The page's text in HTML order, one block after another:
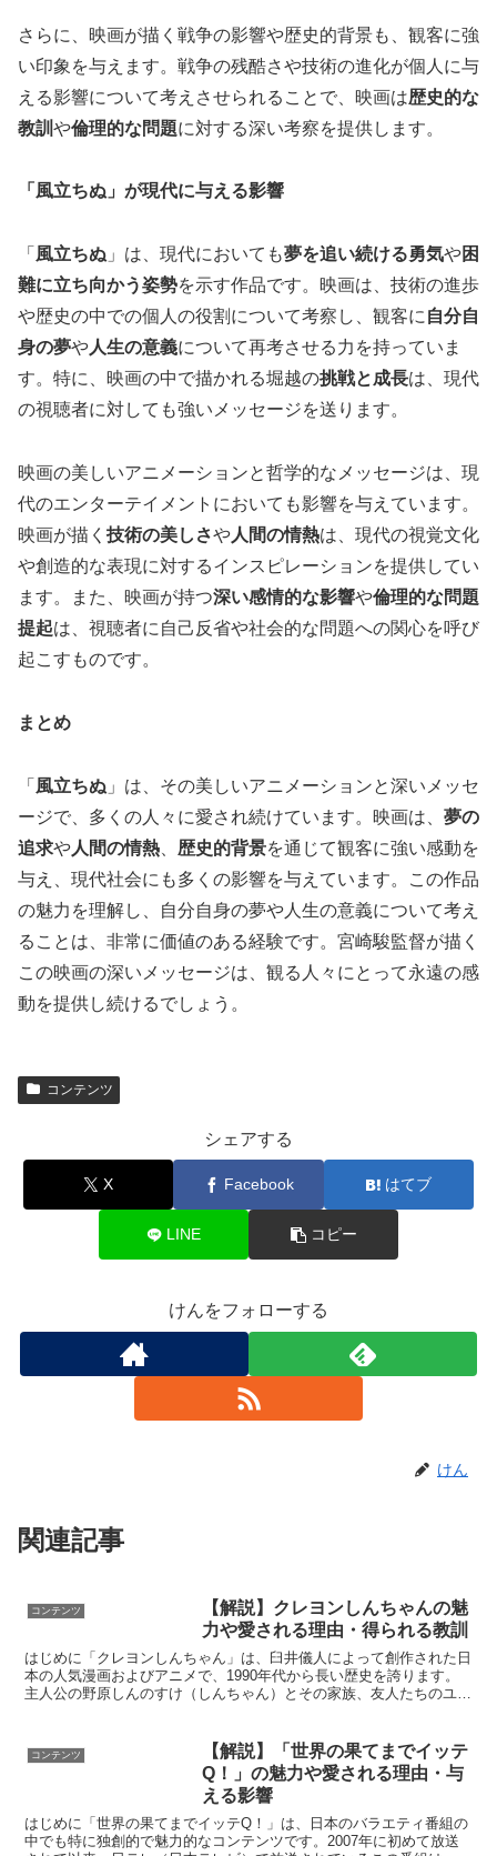
さらに、映画が描く戦争の影響や歴史的背景も、観客に強
い印象を与えます。戦争の残酷さや技術の進化が個人に与
える影響について考えさせられることで、映画は歴史的な
教訓 や倫理的な問題に対する深い考察を提供します。
「風立ちぬ」が現代に与える影響
「 風立ちぬ 」は、現代においても夢を追い続ける勇気や困
難に立ち向かう姿勢を示す作品です。映画は、技術の進歩
や歴史の中での個人の役割について考察し、観客に 自分自
身の夢や人生の意義について再考させる力を持っていま
す。特に、映画の中で描かれる堀越の挑戦と成長は、現代
の視聴者に対しても強いメッセージを送ります。
映画の美しいアニメーションと哲学的なメッセージは、現
代のエンターテイメントにおいても影響を与えています。
映画が描く 技術の美しさや人間の情熱は、現代の視覚文化
や創造的な表現に対するインスピレーションを提供してい
ます。また、映画が持つ深い感情的な影響や倫理的な問題
提起は、視聴者に自己反省や社会的な問題への関心を呼び
起こすものです。
まとめ
「 風立ちぬ 」は、その美しいアニメーションと深いメッセ
ージで、多くの人々に愛され続けています。映画は、 夢の
追求や人間の情熱 歴史的背景を通じて観客に強い感動を
与え、現代社会にも多くの影響を与えています。この作品
の魅力を理解し、自分自身の夢や人生の意義について考え
ることは、非常に価値のある経験です。宮崎駿監督が描く
この映画の深いメッセージは、観る人々にとって永遠の感
動を提供し続けるでしょう。
コンテンツ
シェアする
X Facebook はてブ
LINE コピー
けんをフォローする
けん
関連記事
コンテンツ
【解説】クレヨンしんちゃんの魅
力や愛される理由・得られる教訓
はじめに「クレヨンしんちゃん」は、臼井儀人によって創作された日
本の人気漫画およびアニメで、1990年代から長い歴史を誇ります。
主人公の野原しんのすけ（しんちゃん）とその家族、友人たちのユニ
コンテンツ
【解説】「世界の果てまでイッテ
Q！」の魅力や愛される理由・与
える影響
はじめに「世界の果てまでイッテQ！」は、日本のバラエティ番組の
中でも特に独創的で魅力的なコンテンツです。2007年に初めて放送